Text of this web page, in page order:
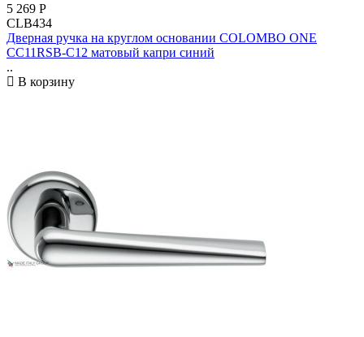
5 269 Р
CLB434
Дверная ручка на круглом основании COLOMBO ONE
CC11RSB-C12 матовый капри синий
..
В корзину